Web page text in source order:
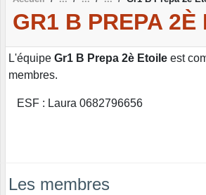
GR1 B PREPA 2È
L'équipe Gr1 B Prepa 2è Etoile est
membres.
ESF : Laura 0682796656
Les membres